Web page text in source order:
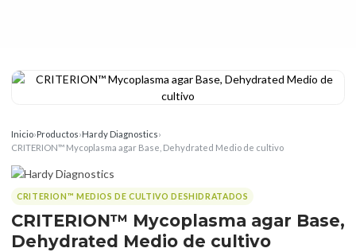
Inicio›Productos›Hardy Diagnostics›
CRITERION™ Mycoplasma agar Base, Dehydrated Medio de cultivo
CRITERION™ MEDIOS DE CULTIVO DESHIDRATADOS
CRITERION™ Mycoplasma agar Base,
Dehydrated Medio de cultivo